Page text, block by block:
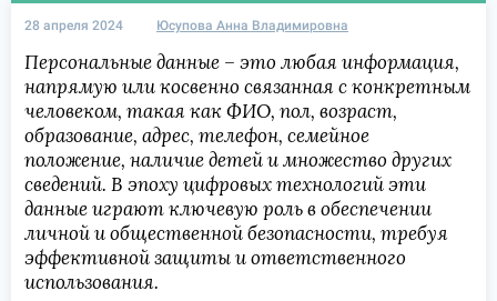
28 апреля 2024 Юсупова Анна Владимировна
Персональные данные – это любая информация,
напрямую или косвенно связанная с конкретным
человеком, такая как ФИО, пол, возраст,
образование, адрес, телефон, семейное
положение, наличие детей и множество других
сведений. В эпоху цифровых технологий эти
данные играют ключевую роль в обеспечении
личной и общественной безопасности, требуя
эффективной защиты и ответственного
использования.